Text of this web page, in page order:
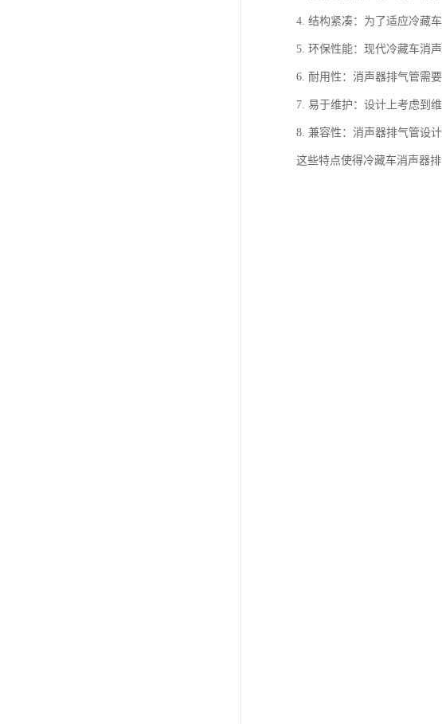
4. 结构紧凑：为了适应冷藏
5. 环保性能：现代冷藏车消
6. 耐用性：消声器排气管需
7. 易于维护：设计上考虑到
8. 兼容性：消声器排气管设
这些特点使得冷藏车消声器